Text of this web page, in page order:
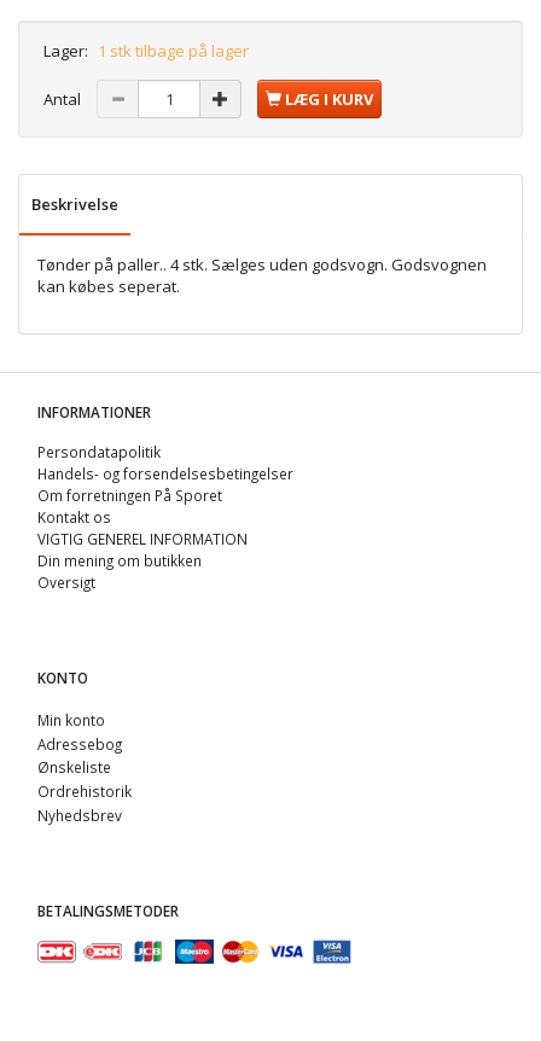
Lager: 1 stk tilbage på lager
Antal LÆG I KURV
Beskrivelse
Tønder på paller.. 4 stk. Sælges uden godsvogn. Godsvognen
kan købes seperat.
INFORMATIONER
Persondatapolitik
Handels- og forsendelsesbetingelser
Om forretningen På Sporet
Kontakt os
VIGTIG GENEREL INFORMATION
Din mening om butikken
Oversigt
KONTO
Min konto
Adressebog
Ønskeliste
Ordrehistorik
Nyhedsbrev
BETALINGSMETODER